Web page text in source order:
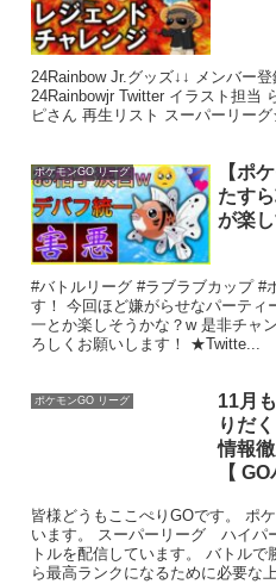
24Rainbow Jr.グッズ↓↓ メンバー
24Rainbowjr Twitter イラスト担当
ピさん 再生リスト スーパーリー
ポケモンGO リーグ
【ポ
たす
が楽
#バトルリーグ #ラブラブカップ #
す！ 今回ほど嫌がらせなパーティ
一とか楽しそうかな？w 是非チャ
ろしくお願いします！ ★Twitte...
ポケモンGO リーグ
11月
りだ
情報
【
皆様どうもここぺりGOです。 ポ
います。 スーパーリーグ ハイ
トルを配信しています。 バトル
ら最高ランクになるために必要な